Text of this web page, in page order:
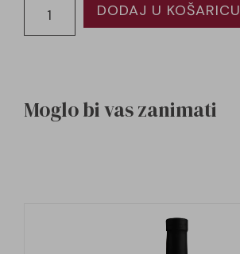
DODAJ U KOŠARICU
Moglo bi vas zanimati